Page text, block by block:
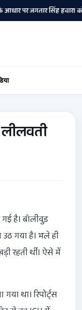
सिंह हवारा को अपनी
है। बॉलीवुड
गया है। भले ही
रहती थीं। ऐसे में
था। रिपोर्ट्स